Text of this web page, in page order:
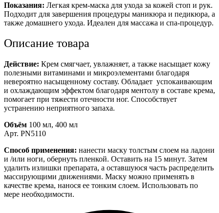
Показания: Легкая крем-маска для ухода за кожей стоп и рук.
Подходит для завершения процедуры маникюра и педикюра, а
также домашнего ухода. Идеален для массажа и спа-процедур.
Описание товара
Действие: Крем смягчает, увлажняет, а также насыщает кожу
полезными витаминами и микроэлементами благодаря
невероятно насыщенному составу. Обладает успокаивающим
и охлаждающим эффектом благодаря ментолу в составе крема,
помогает при тяжести отечности ног. Способствует
устранению неприятного запаха.
Объём 100 мл, 400 мл
Арт. PN5110
Способ применения: нанести маску толстым слоем на ладони
и /или ноги, обернуть пленкой. Оставить на 15 минут. Затем
удалить излишки препарата, а оставшуюся часть распределить
массирующими движениями. Маску можно применять в
качестве крема, нанося ее тонким слоем. Использовать по
мере необходимости.